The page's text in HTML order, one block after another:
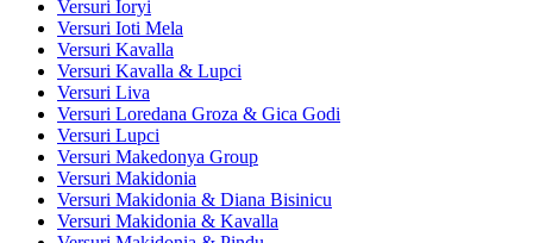
Versuri Ioryi
Versuri Ioti Mela
Versuri Kavalla
Versuri Kavalla & Lupci
Versuri Liva
Versuri Loredana Groza & Gica Godi
Versuri Lupci
Versuri Makedonya Group
Versuri Makidonia
Versuri Makidonia & Diana Bisinicu
Versuri Makidonia & Kavalla